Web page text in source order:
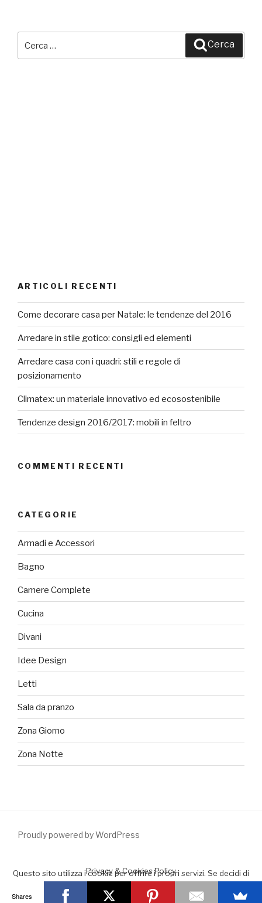
Cerca
ARTICOLI RECENTI
Come decorare casa per Natale: le tendenze del 2016
Arredare in stile gotico: consigli ed elementi
Arredare casa con i quadri: stili e regole di
posizionamento
Climatex: un materiale innovativo ed ecosostenibile
Tendenze design 2016/2017: mobili in feltro
COMMENTI RECENTI
CATEGORIE
Armadi e Accessori
Bagno
Camere Complete
Cucina
Divani
Idee Design
Letti
Sala da pranzo
Zona Giorno
Zona Notte
Proudly powered by WordPress
Questo sito utilizza i cookie per offrire i propri servizi. Se decidi di
continuare la navigazione consideriamo che accetti il loro uso.
Accept
Leggimi
Privacy & Cookies Policy
Shares